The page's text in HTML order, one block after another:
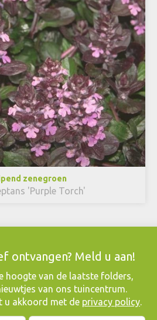
zenegroen
'Purple Torch'
ontvangen? Meld u aan!
hoogte van de laatste folders,
van ons tuincentrum.
u akkoord met de privacy policy.